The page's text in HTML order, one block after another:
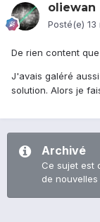
oliewan
Posté(e) 13
De rien content
J'avais galéré
solution. Alors je
Archivé
Ce sujet est
de